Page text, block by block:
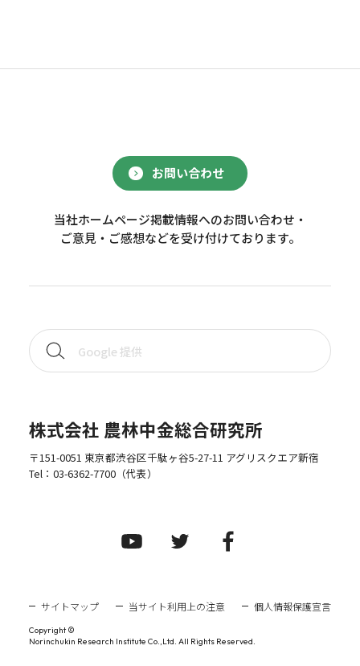
お問い合わせ
当社ホームページ掲載情報へのお問い合わせ・
ご意見・ご感想などを受け付けております。
株式会社 農林中金総合研究所
〒151-0051 東京都渋谷区千駄ヶ谷5-27-11 アグリスクエア新宿
Tel： 03-6362-7700（代表）
サイトマップ 当サイト利用上の注意 個人情報保護宣言
Copyright ©
Norinchukin Research Institute Co.,Ltd. All Rights Reserved.